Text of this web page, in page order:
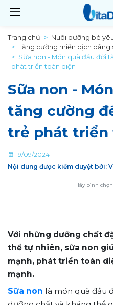
Trang chủ
Nuôi dưỡng bé
Tăng cường miễn dịch bằng
Sữa non - Món quà đầu đời
phát triển toàn diện
Sữa non -
tăng cường
trẻ phát triển
19/09/2024
Nội dung được kiểm duyệt bởi:
Hãy bình
Với những dưỡng chất
thể tự nhiên, sữa non
mạnh, phát triển toàn
mạnh.
Sữa non là món quà đầu